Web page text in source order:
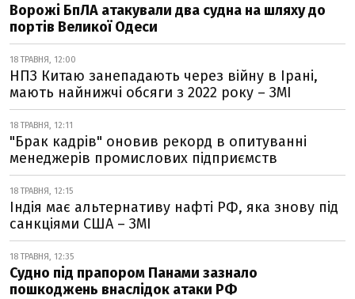
Ворожі БпЛА атакували два судна на шляху до
портів Великої Одеси
18 ТРАВНЯ, 12:00
НПЗ Китаю занепадають через війну в Ірані,
мають найнижчі обсяги з 2022 року – ЗМІ
18 ТРАВНЯ, 12:11
"Брак кадрів" оновив рекорд в опитуванні
менеджерів промислових підприємств
18 ТРАВНЯ, 12:15
Індія має альтернативу нафті РФ, яка знову під
санкціями США – ЗМІ
18 ТРАВНЯ, 12:35
Судно під прапором Панами зазнало
пошкоджень внаслідок атаки РФ